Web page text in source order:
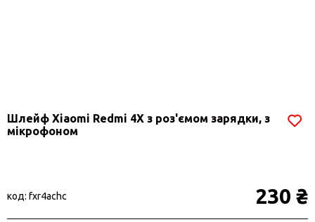
Шлейф Xiaomi Redmi 4X з роз'ємом зарядки, з
мікрофоном
код: fxr4achc 230 ₴